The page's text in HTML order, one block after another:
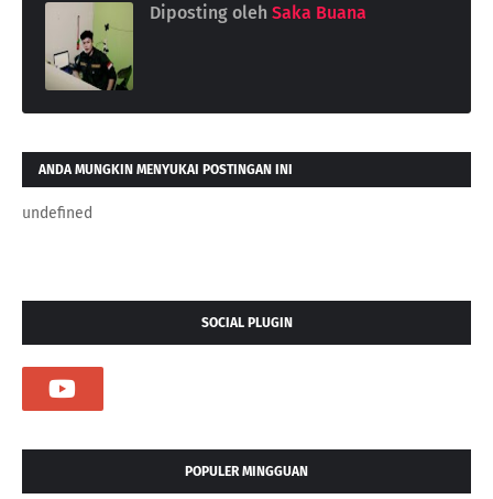
Diposting oleh Saka Buana
ANDA MUNGKIN MENYUKAI POSTINGAN INI
undefined
SOCIAL PLUGIN
POPULER MINGGUAN